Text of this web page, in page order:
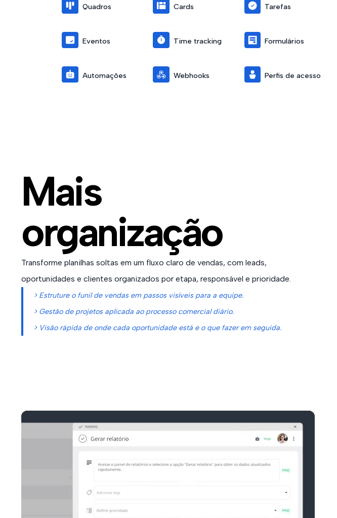
Quadros Cards Tarefas
Eventos Time tracking Formulários
Automações Webhooks Perfis de acesso
Mais
organização
Transforme planilhas soltas em um fluxo claro de vendas, com leads,
oportunidades e clientes organizados por etapa, responsável e prioridade.
> Estruture o funil de vendas em passos visíveis para a equipe.
> Gestão de projetos aplicada ao processo comercial diário.
> Visão rápida de onde cada oportunidade está e o que fazer em seguida.